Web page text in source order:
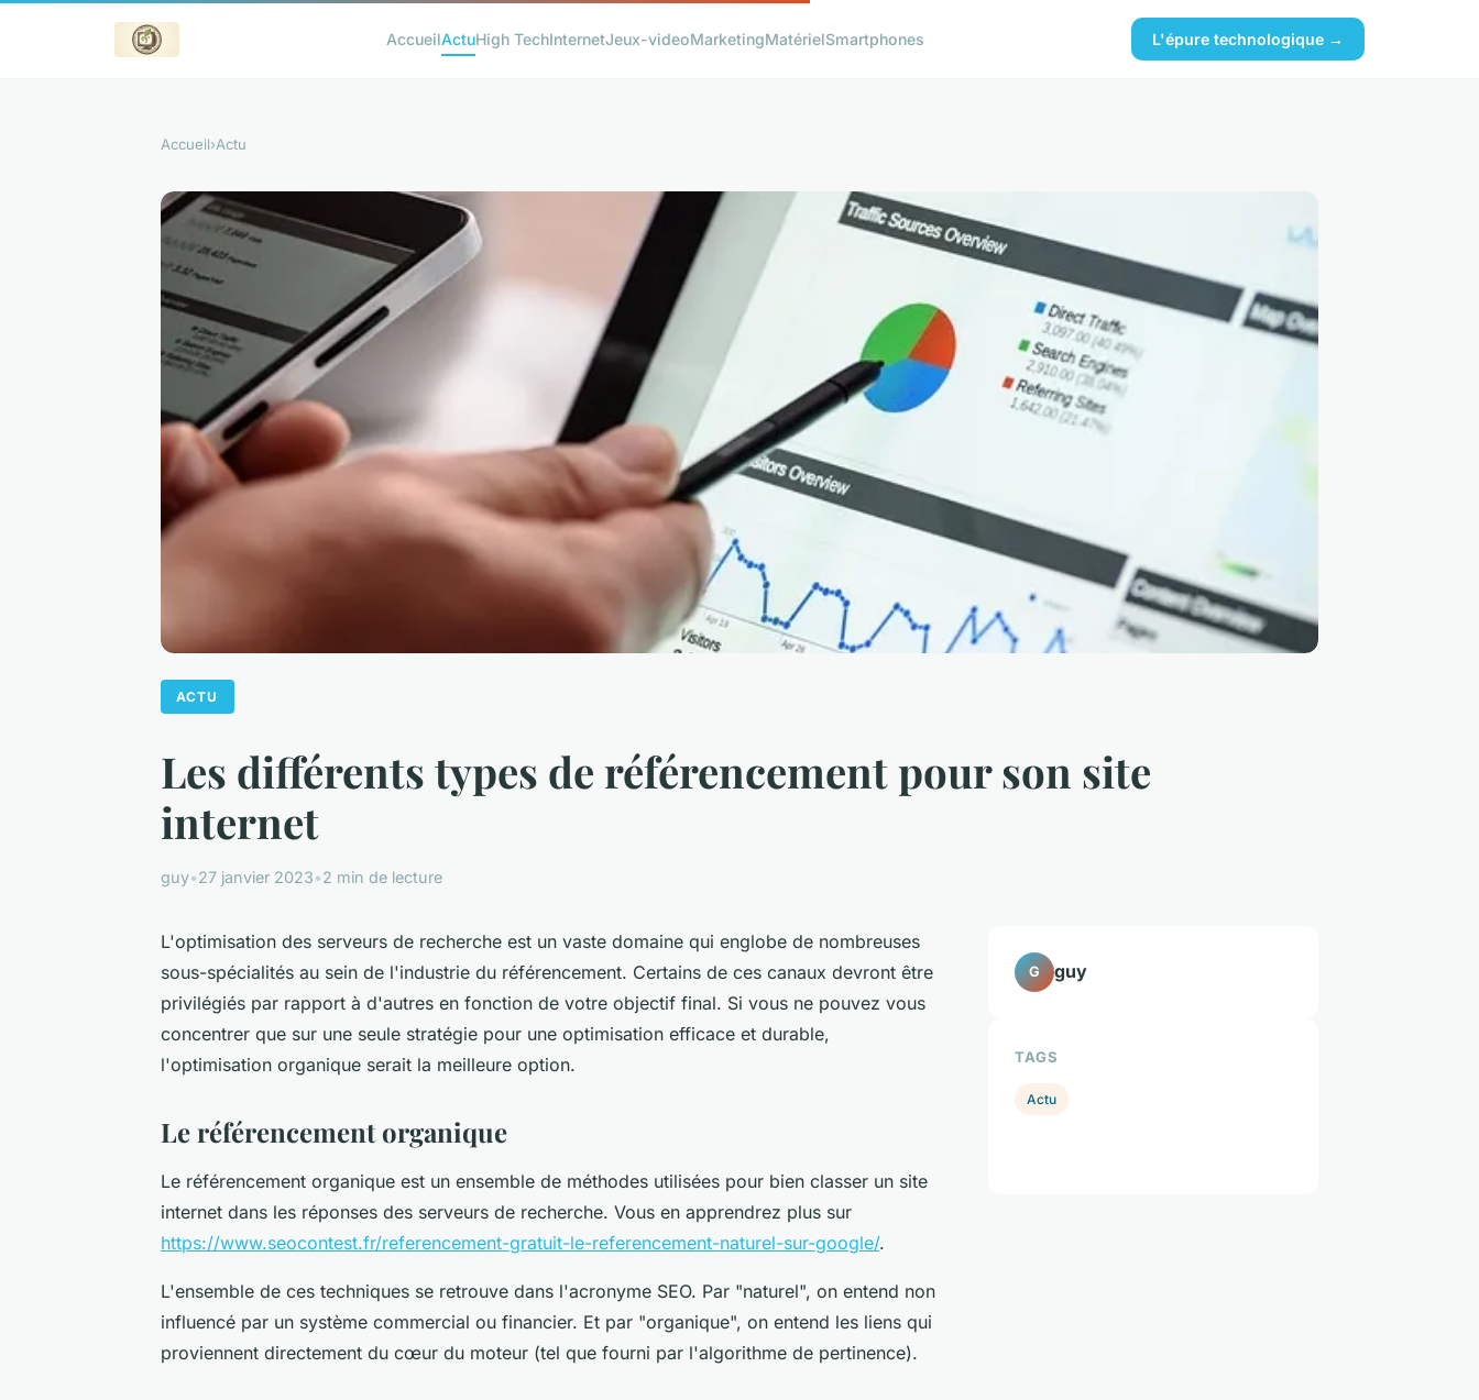
AccueilActuHigh TechInternetJeux-videoMarketingMatérielSmartphones L'épure technologique →
Accueil›Actu
ACTU
Les différents types de référencement pour son site
internet
guy•27 janvier 2023•2 min de lecture
L'optimisation des serveurs de recherche est un vaste domaine qui englobe de nombreuses
sous-spécialités au sein de l'industrie du référencement. Certains de ces canaux devront être
privilégiés par rapport à d'autres en fonction de votre objectif final. Si vous ne pouvez vous
concentrer que sur une seule stratégie pour une optimisation efficace et durable,
l'optimisation organique serait la meilleure option.
Le référencement organique
Le référencement organique est un ensemble de méthodes utilisées pour bien classer un site
internet dans les réponses des serveurs de recherche. Vous en apprendrez plus sur
https://www.seocontest.fr/referencement-gratuit-le-referencement-naturel-sur-google/.
L'ensemble de ces techniques se retrouve dans l'acronyme SEO. Par "naturel", on entend non
influencé par un système commercial ou financier. Et par "organique", on entend les liens qui
proviennent directement du cœur du moteur (tel que fourni par l'algorithme de pertinence).
G guy
TAGS
Actu